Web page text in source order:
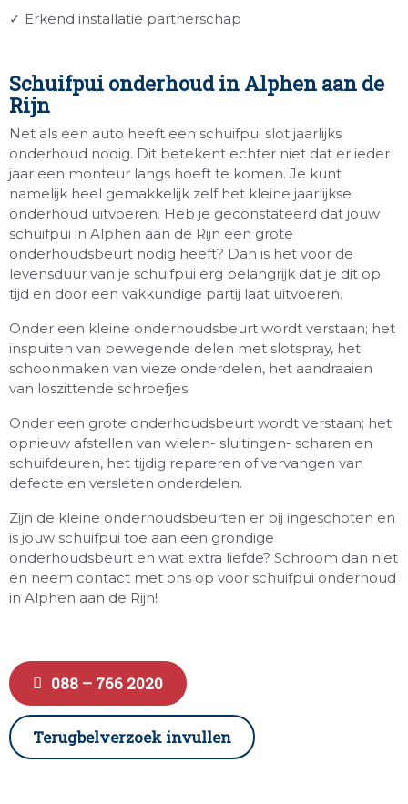
✓ Erkend installatie partnerschap
Schuifpui onderhoud in Alphen aan de
Rijn
Net als een auto heeft een schuifpui slot jaarlijks
onderhoud nodig. Dit betekent echter niet dat er ieder
jaar een monteur langs hoeft te komen. Je kunt
namelijk heel gemakkelijk zelf het kleine jaarlijkse
onderhoud uitvoeren. Heb je geconstateerd dat jouw
schuifpui in Alphen aan de Rijn een grote
onderhoudsbeurt nodig heeft? Dan is het voor de
levensduur van je schuifpui erg belangrijk dat je dit op
tijd en door een vakkundige partij laat uitvoeren.
Onder een kleine onderhoudsbeurt wordt verstaan; het
inspuiten van bewegende delen met slotspray, het
schoonmaken van vieze onderdelen, het aandraaien
van loszittende schroefjes.
Onder een grote onderhoudsbeurt wordt verstaan; het
opnieuw afstellen van wielen- sluitingen- scharen en
schuifdeuren, het tijdig repareren of vervangen van
defecte en versleten onderdelen.
Zijn de kleine onderhoudsbeurten er bij ingeschoten en
is jouw schuifpui toe aan een grondige
onderhoudsbeurt en wat extra liefde? Schroom dan niet
en neem contact met ons op voor schuifpui onderhoud
in Alphen aan de Rijn!
088 – 766 2020
Terugbelverzoek invullen